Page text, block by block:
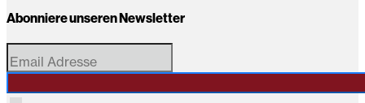
Abonniere unseren Newsletter